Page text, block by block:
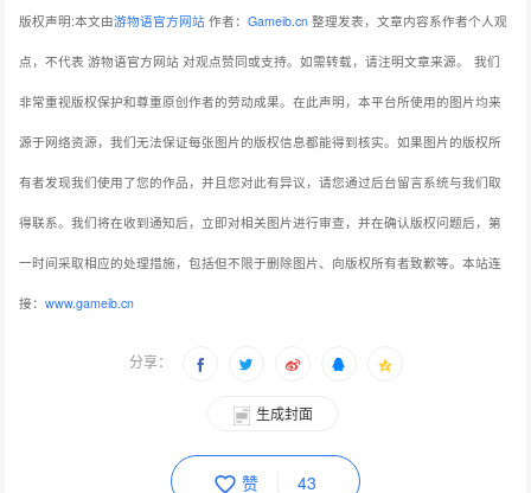
版权声明:本文由游物语官方网站 作者：Gameib.cn 整理发表，文章内容系作者个人观
点，不代表 游物语官方网站 对观点赞同或支持。如需转载，请注明文章来源。 我们
非常重视版权保护和尊重原创作者的劳动成果。在此声明，本平台所使用的图片均来
源于网络资源，我们无法保证每张图片的版权信息都能得到核实。如果图片的版权所
有者发现我们使用了您的作品，并且您对此有异议，请您通过后台留言系统与我们取
得联系。我们将在收到通知后，立即对相关图片进行审查，并在确认版权问题后，第
一时间采取相应的处理措施，包括但不限于删除图片、向版权所有者致歉等。本站连
接：www.gameib.cn
分享：
生成封面
赞 43